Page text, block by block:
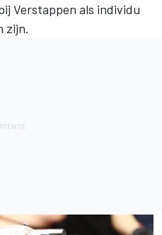
Verstappen als individu
zijn.